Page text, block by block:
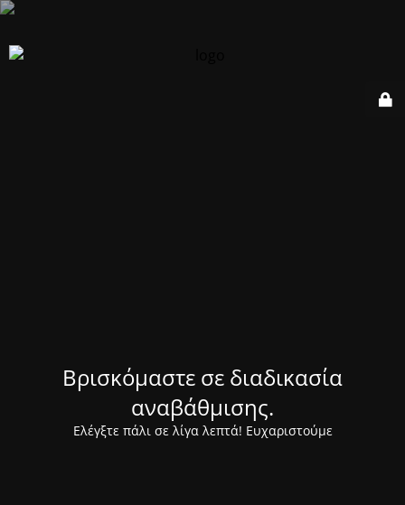
Βρισκόμαστε σε διαδικασία
αναβάθμισης.
Ελέγξτε πάλι σε λίγα λεπτά! Ευχαριστούμε